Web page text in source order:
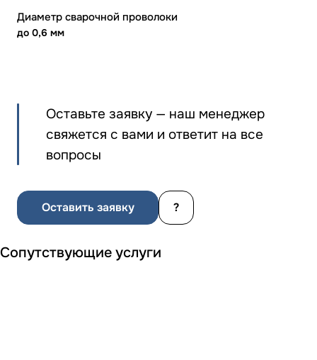
Диаметр сварочной проволоки
до 0,6 мм
Оставьте заявку — наш менеджер
свяжется с вами и ответит на все
вопросы
Оставить заявку ?
Сопутствующие услуги